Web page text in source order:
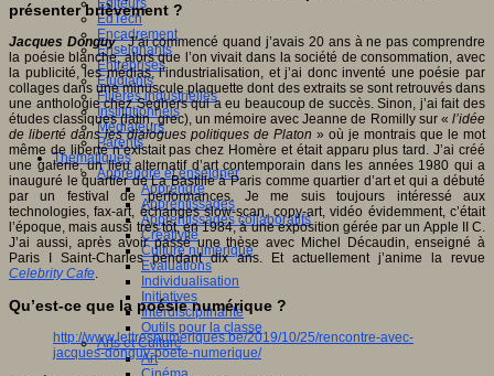
Editeurs
EdTech
Encadrement
Enseignants
Entreprises
Etudiants
Filières industrielles
Institutionnels
Médiateurs
Parents
Thématiques
Apprendre et enseigner
Apprendre
Apprentissages
Apprentissages collaboratifs
Créativité
Culture numérique
Evaluations
Individualisation
Initiatives
Interdisciplinarité
Outils pour la classe
Arts et Culture
Art
présenter brièvement ?
Jacques Donguy: J’ai commencé quand j’avais 20 ans à ne pas comprendre
la poésie blanche, alors que l’on vivait dans la société de consommation, avec
la publicité, les médias, l’industrialisation, et j’ai donc inventé une poésie par
collages dans une minuscule plaquette dont des extraits se sont retrouvés dans
une anthologie chez Seghers qui a eu beaucoup de succès. Sinon, j’ai fait des
études classiques (latin, grec), un mémoire avec Jeanne de Romilly sur « l’idée
de liberté dans les dialogues politiques de Platon » où je montrais que le mot
même de liberté n’existait pas chez Homère et était apparu plus tard. J’ai créé
une galerie, un lieu alternatif d’art contemporain dans les années 1980 qui a
inauguré le quartier de La Bastille à Paris comme quartier d’art et qui a débuté
par un festival de performances. Je me suis toujours intéressé aux
technologies, fax-art, échanges slow-scan, copy-art, vidéo évidemment, c’était
l’époque, mais aussi très tôt, en 1984, à une exposition gérée par un Apple II C.
J’ai aussi, après avoir passé une thèse avec Michel Décaudin, enseigné à
Paris I Saint-Charles pendant dix ans. Et actuellement j’anime la revue
Celebrity Cafe.
Qu’est-ce que la poésie numérique ?
http://www.lettresnumeriques.be/2019/10/25/rencontre-avec-
jacques-donguy-poete-numerique/